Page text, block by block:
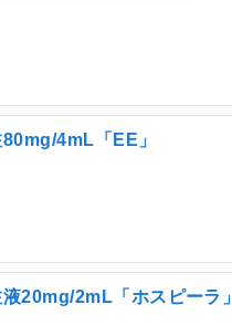
4mL「EE」
20mg/2mL「ホスピーラ」